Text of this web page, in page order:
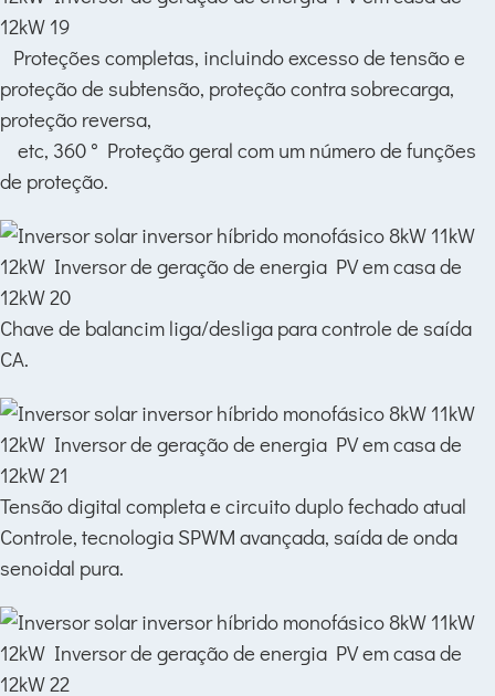
Proteções completas, incluindo excesso de tensão e
proteção de subtensão, proteção contra sobrecarga,
proteção reversa,
etc, 360 ° Proteção geral com um número de funções
de proteção.
Chave de balancim liga/desliga para controle de saída
CA.
Tensão digital completa e circuito duplo fechado atual
Controle, tecnologia SPWM avançada, saída de onda
senoidal pura.